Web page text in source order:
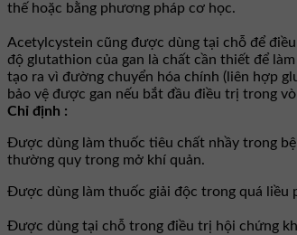
thế hoặc bằng phương pháp cơ học.
Acetylcystein cũng được dùng tại chỗ để
độ glutathion của gan là chất cần thiết để
tạo ra vì đường chuyển hóa chính (liên hợp
bảo vệ được gan nếu bắt đầu điều trị trong
Chỉ định :
Ðược dùng làm thuốc tiêu chất nhầy trong
thường quy trong mở khí quản.
Ðược dùng làm thuốc giải độc trong quá liều
Ðược dùng tại chỗ trong điều trị hội chứng